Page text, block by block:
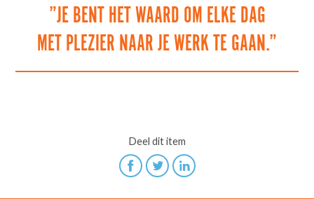
”JE BENT HET WAARD OM ELKE DAG
MET PLEZIER NAAR JE WERK TE GAAN.”
Deel dit item